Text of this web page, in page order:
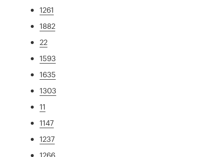
1261
1882
22
1593
1635
1303
11
1147
1237
1266